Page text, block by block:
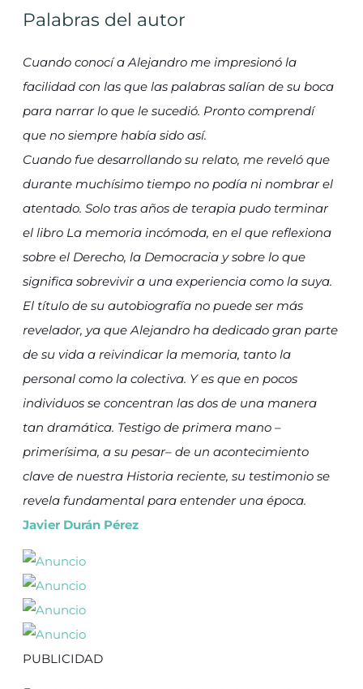
Palabras del autor
Cuando conocí a Alejandro me impresionó la
facilidad con las que las palabras salían de su boca
para narrar lo que le sucedió. Pronto comprendí
que no siempre había sido así.
Cuando fue desarrollando su relato, me reveló que
durante muchísimo tiempo no podía ni nombrar el
atentado. Solo tras años de terapia pudo terminar
el libro La memoria incómoda, en el que reflexiona
sobre el Derecho, la Democracia y sobre lo que
significa sobrevivir a una experiencia como la suya.
El título de su autobiografía no puede ser más
revelador, ya que Alejandro ha dedicado gran parte
de su vida a reivindicar la memoria, tanto la
personal como la colectiva. Y es que en pocos
individuos se concentran las dos de una manera
tan dramática. Testigo de primera mano –
primerísima, a su pesar– de un acontecimiento
clave de nuestra Historia reciente, su testimonio se
revela fundamental para entender una época.
Javier Durán Pérez
PUBLICIDAD